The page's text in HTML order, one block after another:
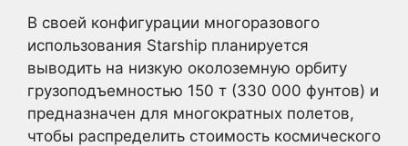
В своей конфигурации многоразового
использования Starship планируется
выводить на низкую околоземную орбиту
грузоподъемностью 150 т (330 000 фунтов) и
предназначен для многократных полетов,
чтобы распределить стоимость космического